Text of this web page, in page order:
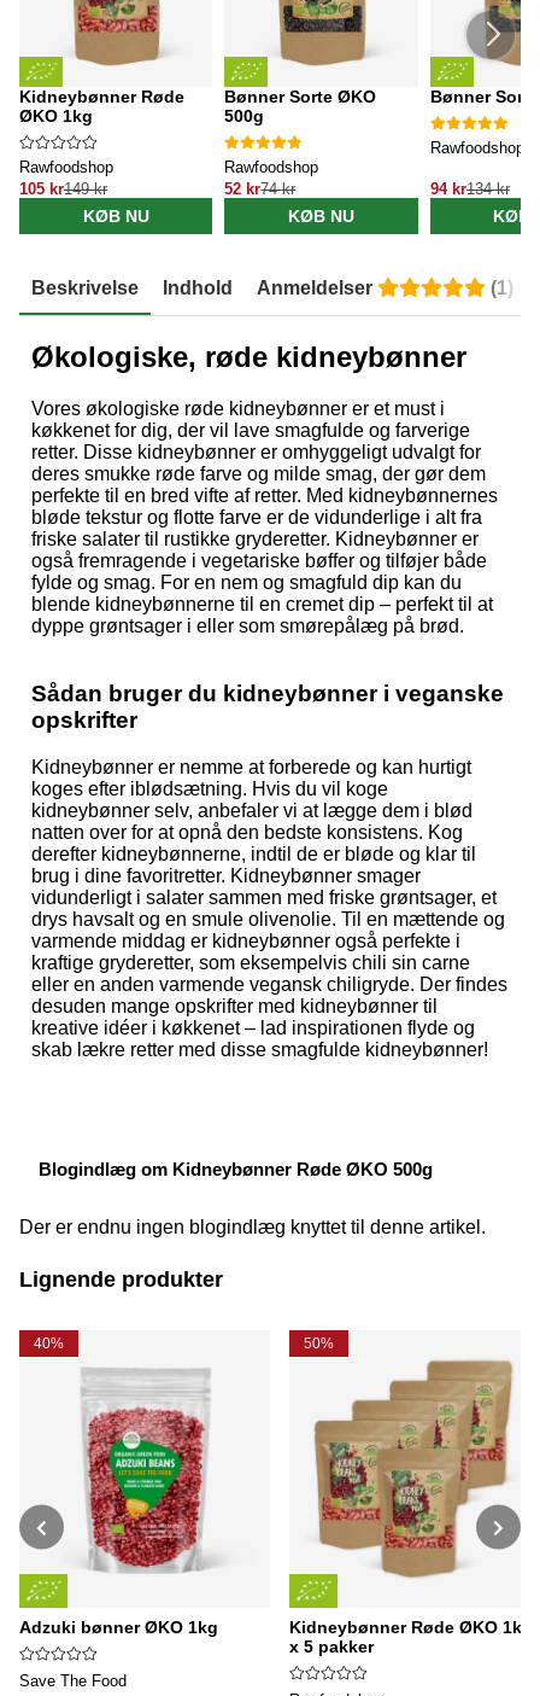
Kidneybønner Røde
ØKO 1kg
Rawfoodshop
105 kr149 kr
KØB NU
Bønner Sorte ØKO
500g
Rawfoodshop
52 kr74 kr
KØB NU
Bønner
Rawfoodshop
94 kr134 kr
KØB
Beskrivelse Indhold Anmeldelser (1)
Økologiske, røde kidneybønner
Vores økologiske røde kidneybønner er et must i
køkkenet for dig, der vil lave smagfulde og farverige
retter. Disse kidneybønner er omhyggeligt udvalgt for
deres smukke røde farve og milde smag, der gør dem
perfekte til en bred vifte af retter. Med kidneybønnernes
bløde tekstur og flotte farve er de vidunderlige i alt fra
friske salater til rustikke gryderetter. Kidneybønner er
også fremragende i vegetariske bøffer og tilføjer både
fylde og smag. For en nem og smagfuld dip kan du
blende kidneybønnerne til en cremet dip – perfekt til at
dyppe grøntsager i eller som smørepålæg på brød.
Sådan bruger du kidneybønner i veganske
opskrifter
Kidneybønner er nemme at forberede og kan hurtigt
koges efter iblødsætning. Hvis du vil koge
kidneybønner selv, anbefaler vi at lægge dem i blød
natten over for at opnå den bedste konsistens. Kog
derefter kidneybønnerne, indtil de er bløde og klar til
brug i dine favoritretter. Kidneybønner smager
vidunderligt i salater sammen med friske grøntsager, et
drys havsalt og en smule olivenolie. Til en mættende og
varmende middag er kidneybønner også perfekte i
kraftige gryderetter, som eksempelvis chili sin carne
eller en anden varmende vegansk chiligryde. Der findes
desuden mange opskrifter med kidneybønner til
kreative idéer i køkkenet – lad inspirationen flyde og
skab lækre retter med disse smagfulde kidneybønner!
Blogindlæg om Kidneybønner Røde ØKO 500g
Der er endnu ingen blogindlæg knyttet til denne artikel.
Lignende produkter
40%
Adzuki bønner ØKO 1kg
Save The Food
50%
Kidneybønner Røde ØKO 1kg
x 5 pakker